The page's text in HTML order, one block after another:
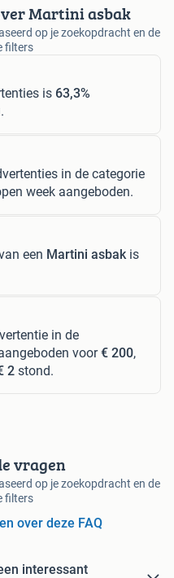
Martini asbak
op je zoekopdracht en de
filters
is 63,3%
in de categorie
week aangeboden.
een Martini asbak is
in de
voor€ 200,
2 stond.
vragen
op je zoekopdracht en de
filters
over deze FAQ
interessant